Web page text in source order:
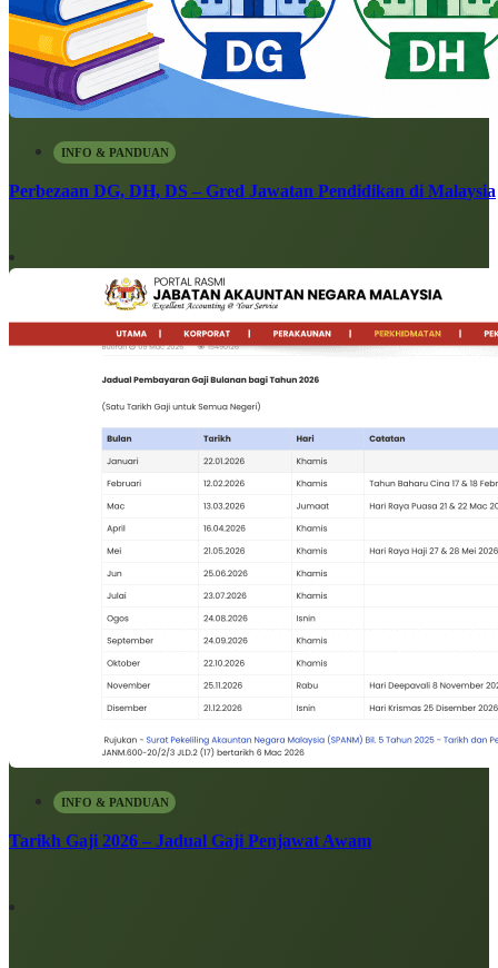
INFO & PANDUAN
Perbezaan DG, DH, DS – Gred Jawatan Pendidikan di Malaysia
INFO & PANDUAN
Tarikh Gaji 2026 – Jadual Gaji Penjawat Awam